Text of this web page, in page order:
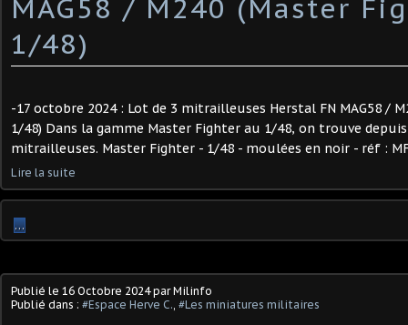
MAG58 / M240 (Master
1/48) ​
-17 octobre 2024 : Lot de 3 mitrailleuses Herstal FN MAG58 /
1/48) Dans la gamme Master Fighter au 1/48, on trouve
mitrailleuses. Master Fighter - 1/48 - moulées en noir - réf :
Lire la suite
…
Publié le 16 Octobre 2024par Milinfo
Publié dans : #Espace Herve C., #Les miniatures militaires